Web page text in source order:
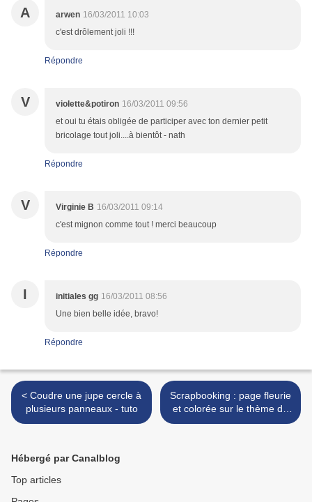
A arwen 16/03/2011 10:03
c'est drôlement joli !!!
Répondre
V violette&potiron 16/03/2011 09:56
et oui tu étais obligée de participer avec ton dernier petit
bricolage tout joli....à bientôt - nath
Répondre
V Virginie B 16/03/2011 09:14
c'est mignon comme tout ! merci beaucoup
Répondre
I initiales gg 16/03/2011 08:56
Une bien belle idée, bravo!
Répondre
< Coudre une jupe cercle à
plusieurs panneaux - tuto
Scrapbooking : page fleurie
et colorée sur le thème du
Printemps >
Hébergé par Canalblog
Top articles